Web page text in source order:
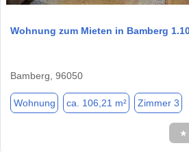
Wohnung zum Mieten in Bamberg
Bamberg, 96050
Wohnung ca. 106,21 m² Zimmer 3
★